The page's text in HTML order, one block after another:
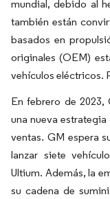
mundial, debido al
también están
basados en
originales (OEM)
vehículos eléctricos.
En febrero de 2023,
una nueva
ventas. GM espera
lanzar siete
Ultium. Además, la
su cadena de